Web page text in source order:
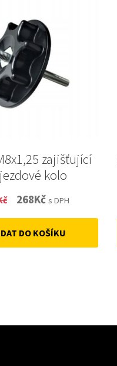
zajišťující
kolo
Original
price
was:
268KčCurrent
price
is:
s DPH
DO KOŠÍKU